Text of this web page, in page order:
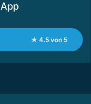
★ 4.5 von 5